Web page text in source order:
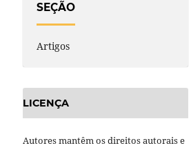
SEÇÃO
Artigos
LICENÇA
Autores mantêm os direitos autorais e